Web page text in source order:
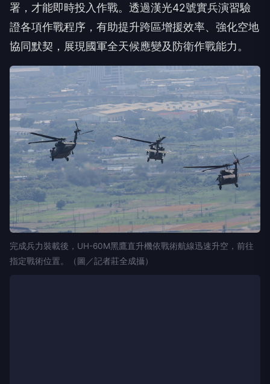
署，才能即時投入作戰。透過漢光42號實兵演習驗
證各項作戰程序，有助提升跨區增援效率、強化空地
協同默契，展現國軍全天候應變及防衛作戰能力。
完成兵力裝載後，UH-60M黑鷹直升機依戰術航線迅速升空，前往
指定戰術位置。（圖／記者莊全成攝）